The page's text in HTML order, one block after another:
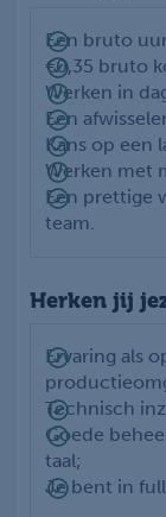
de diepvries
collega’s zorg
behaald en
Een bruto
€0,35 bruto
Werken in
Een
Kans op een
Werken met
Een prettige
team.
Herken jij
Ervaring als
Technisch
Goede
taal;
Je bent in